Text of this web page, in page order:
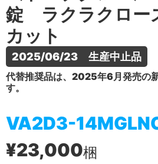
錠 ラクラクロ
カット
2025/06/23　生産中止品
代替推奨品は、2025年6月発売の
す。
VA2D3-
¥23,000梱